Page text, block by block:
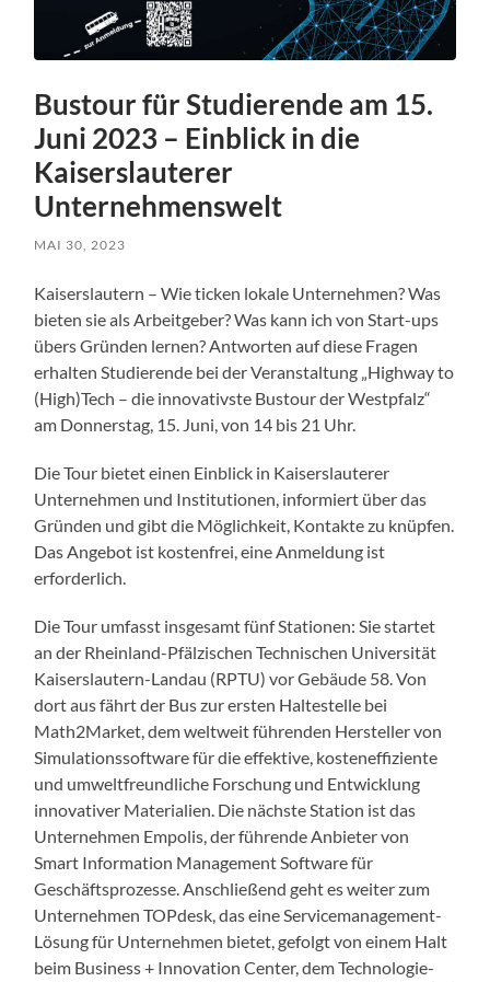
Bustour für Studierende am 15.
Juni 2023 – Einblick in die
Kaiserslauterer
Unternehmenswelt
MAI 30, 2023
Kaiserslautern – Wie ticken lokale Unternehmen? Was
bieten sie als Arbeitgeber? Was kann ich von Start-ups
übers Gründen lernen? Antworten auf diese Fragen
erhalten Studierende bei der Veranstaltung „Highway to
(High)Tech – die innovativste Bustour der Westpfalz“
am Donnerstag, 15. Juni, von 14 bis 21 Uhr.
Die Tour bietet einen Einblick in Kaiserslauterer
Unternehmen und Institutionen, informiert über das
Gründen und gibt die Möglichkeit, Kontakte zu knüpfen.
Das Angebot ist kostenfrei, eine Anmeldung ist
erforderlich.
Die Tour umfasst insgesamt fünf Stationen: Sie startet
an der Rheinland-Pfälzischen Technischen Universität
Kaiserslautern-Landau (RPTU) vor Gebäude 58. Von
dort aus fährt der Bus zur ersten Haltestelle bei
Math2Market, dem weltweit führenden Hersteller von
Simulationssoftware für die effektive, kosteneffiziente
und umweltfreundliche Forschung und Entwicklung
innovativer Materialien. Die nächste Station ist das
Unternehmen Empolis, der führende Anbieter von
Smart Information Management Software für
Geschäftsprozesse. Anschließend geht es weiter zum
Unternehmen TOPdesk, das eine Servicemanagement-
Lösung für Unternehmen bietet, gefolgt von einem Halt
beim Business + Innovation Center, dem Technologie-